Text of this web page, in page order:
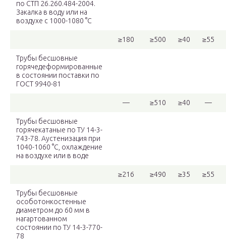
по СТП 26.260.484-2004.
Закалка в воду или на
воздухе с 1000-1080 °C
≥180 ≥500 ≥40 ≥55
Трубы бесшовные
горячедеформированные
в состоянии поставки по
ГОСТ 9940-81
— ≥510 ≥40 —
Трубы бесшовные
горячекатаные по ТУ 14-3-
743-78. Аустенизация при
1040-1060 °С, охлаждение
на воздухе или в воде
≥216 ≥490 ≥35 ≥55
Трубы бесшовные
особотонкостенные
диаметром до 60 мм в
нагартованном
состоянии по ТУ 14-3-770-
78